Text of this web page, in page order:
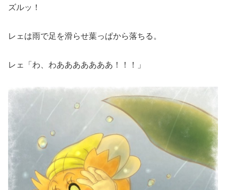
ズルッ！
レェは雨で足を滑らせ葉っぱから落ちる。
レェ「わ、わあああああああ！！！」